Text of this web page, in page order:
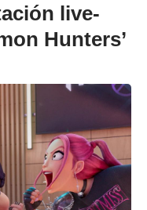
live-
Hunters’